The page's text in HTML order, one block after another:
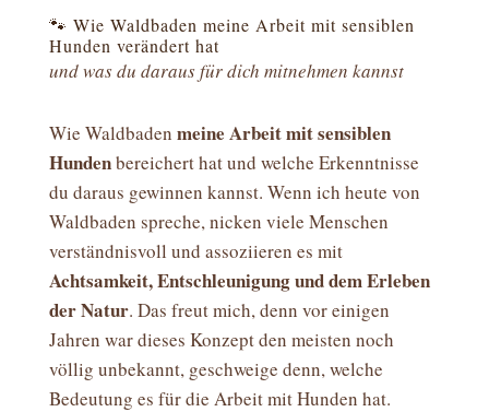
🐾 Wie Waldbaden meine Arbeit mit sensiblen
Hunden verändert hat
und was du daraus für dich mitnehmen kannst
Wie Waldbaden meine Arbeit mit sensiblen
Hundenbereichert hat und welche Erkenntnisse
du daraus gewinnen kannst. Wenn ich heute von
Waldbaden spreche, nicken viele Menschen
verständnisvoll und assoziieren es mit
Achtsamkeit, Entschleunigung und dem Erleben
der Natur. Das freut mich, denn vor einigen
Jahren war dieses Konzept den meisten noch
völlig unbekannt, geschweige denn, welche
Bedeutung es für die Arbeit mit Hunden hat.